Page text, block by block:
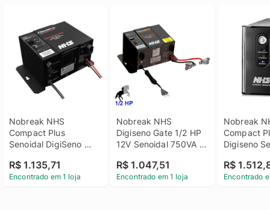
Nobreak NHS
Compact Plus
Senoidal DigiSeno
Selecionável (Chave
HH) Gate/24V + Sem
R$ 1.135,71
Encontrado em 1 loja
Nobreak NHS
Digiseno Gate 1/2 HP
12V Senoidal 750VA
120V/220V
(selecionável) Sem
R$ 1.047,51
Encontrado em 1 loja
Nobreak
Compact
Digiseno
S.120V ou
Bateria
R$
Encontrado